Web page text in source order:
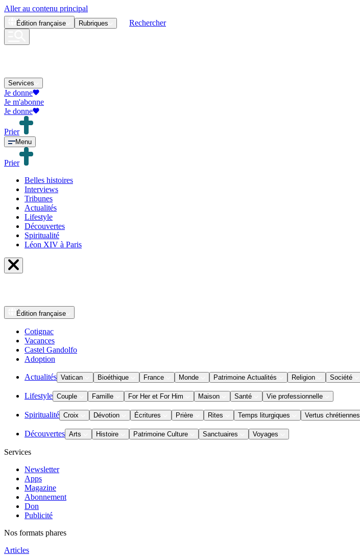
Aller au contenu principal
Édition française Rubriques Rechercher
Services
Je donne
Je m'abonne
Je donne
Prier
Menu
Prier
Belles histoires
Interviews
Tribunes
Actualités
Lifestyle
Découvertes
Spiritualité
Léon XIV à Paris
Édition française
Cotignac
Vacances
Castel Gandolfo
Adoption
Actualités Vatican Bioéthique France Monde Patrimoine Actualités Religion Société
Lifestyle Couple Famille For Her et For Him Maison Santé Vie professionnelle
Spiritualité Croix Dévotion Écritures Prière Rites Temps liturgiques Vertus chrétiennes
Découvertes Arts Histoire Patrimoine Culture Sanctuaires Voyages
Services
Newsletter
Apps
Magazine
Abonnement
Don
Publicité
Nos formats phares
Articles